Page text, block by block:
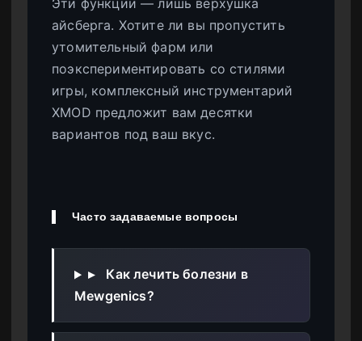
Эти функции — лишь верхушка
айсберга. Хотите ли вы пропустить
утомительный фарм или
поэкспериментировать со стилями
игры, комплексный инструментарий
XMOD предложит вам десятки
вариантов под ваш вкус.
Часто задаваемые вопросы
▸
Как лечить болезни в
Mewgenics?